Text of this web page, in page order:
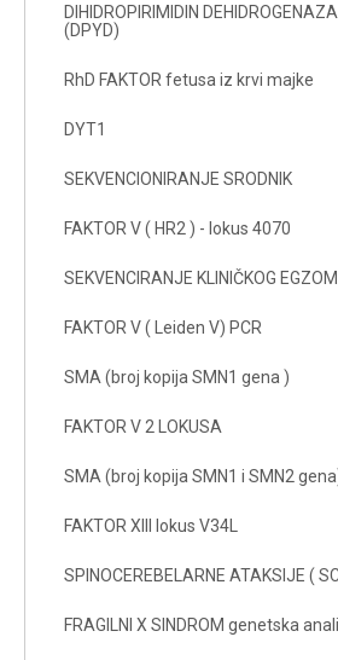
DIHIDROPIRIMIDIN
(DPYD)
RhD FAKTOR fetusa iz krvi majke
DYT1
SEKVENCIONIRANJE SRODNIK
FAKTOR V ( HR2 ) - lokus 4070
SEKVENCIRANJE KLINIČKOG
FAKTOR V ( Leiden V) PCR
SMA (broj kopija SMN1 gena )
FAKTOR V 2 LOKUSA
SMA (broj kopija SMN1 i SMN2
FAKTOR XIII lokus V34L
SPINOCEREBELARNE ATAKSIJE (
FRAGILNI X SINDROM genetska